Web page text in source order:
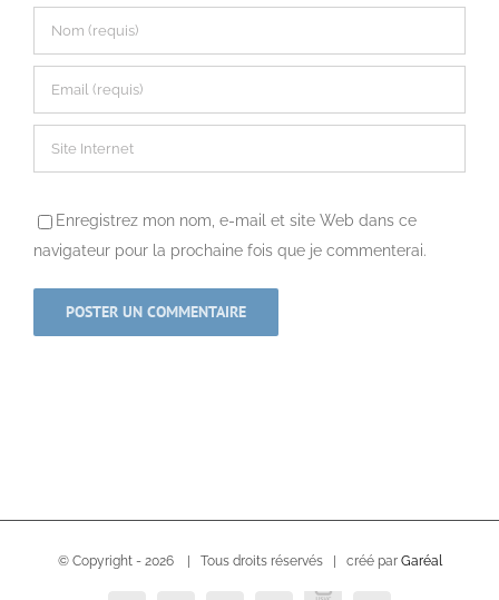
Enregistrez mon nom, e-mail et site Web dans ce
navigateur pour la prochaine fois que je commenterai.
© Copyright - 2026 | Tous droits réservés | créé par Garéal